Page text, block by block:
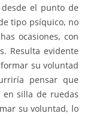
el punto de
tipo psíquico, no
ocasiones, con
Resulta evidente
su voluntad
pensar que
en silla de ruedas
su voluntad, lo